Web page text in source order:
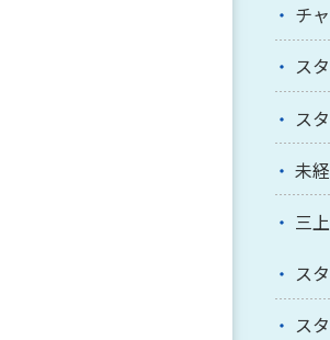
チ
ス
ス
未
三
ス
ス